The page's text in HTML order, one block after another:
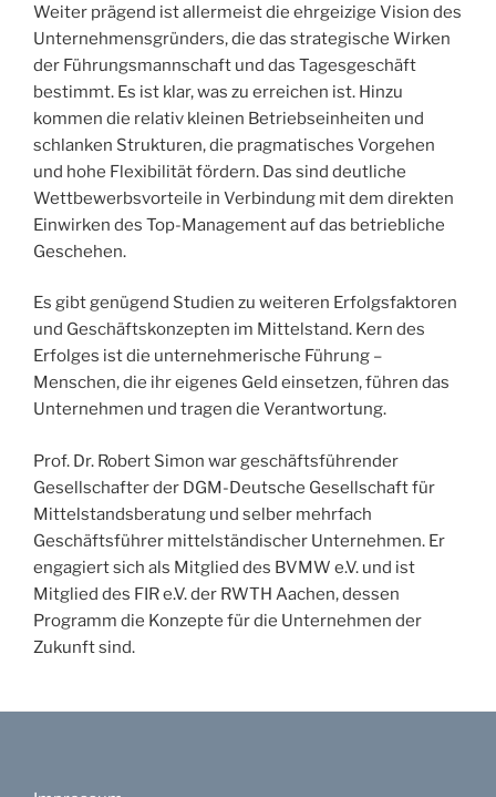
Weiter prägend ist allermeist die ehrgeizige Vision des
Unternehmensgründers, die das strategische Wirken
der Führungsmannschaft und das Tagesgeschäft
bestimmt. Es ist klar, was zu erreichen ist. Hinzu
kommen die relativ kleinen Betriebseinheiten und
schlanken Strukturen, die pragmatisches Vorgehen
und hohe Flexibilität fördern. Das sind deutliche
Wettbewerbsvorteile in Verbindung mit dem direkten
Einwirken des Top-Management auf das betriebliche
Geschehen.
Es gibt genügend Studien zu weiteren Erfolgsfaktoren
und Geschäftskonzepten im Mittelstand. Kern des
Erfolges ist die unternehmerische Führung –
Menschen, die ihr eigenes Geld einsetzen, führen das
Unternehmen und tragen die Verantwortung.
Prof. Dr. Robert Simon war geschäftsführender
Gesellschafter der DGM-Deutsche Gesellschaft für
Mittelstandsberatung und selber mehrfach
Geschäftsführer mittelständischer Unternehmen. Er
engagiert sich als Mitglied des BVMW e.V. und ist
Mitglied des FIR e.V. der RWTH Aachen, dessen
Programm die Konzepte für die Unternehmen der
Zukunft sind.